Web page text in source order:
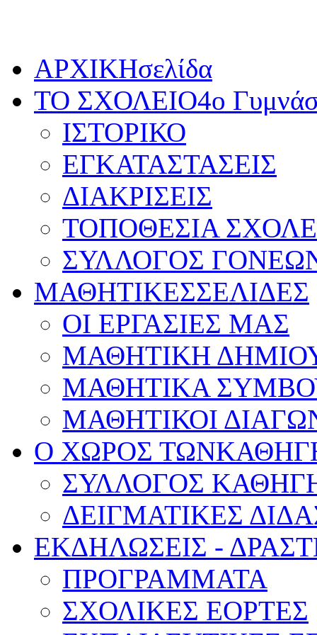
ΑΡΧΙΚΗσελίδα
ΤΟ ΣΧΟΛΕΙΟ4ο
ΙΣΤΟΡΙΚΟ
ΕΓΚΑΤΑΣΤΑΣΕΙΣ
ΔΙΑΚΡΙΣΕΙΣ
ΤΟΠΟΘΕΣΙΑ
ΣΥΛΛΟΓΟΣ
ΜΑΘΗΤΙΚΕΣΣΕΛΙΔΕΣ
ΟΙ ΕΡΓΑΣΙΕΣ ΜΑΣ
ΜΑΘΗΤΙΚΗ
ΜΑΘΗΤΙΚΑ
ΜΑΘΗΤΙΚΟΙ
Ο ΧΩΡΟΣ ΤΩΝ
ΣΥΛΛΟΓΟΣ
ΔΕΙΓΜΑΤΙΚΕΣ
ΕΚΔΗΛΩΣΕΙΣ -
ΠΡΟΓΡΑΜΜΑΤΑ
ΣΧΟΛΙΚΕΣ ΕΟΡΤΕΣ